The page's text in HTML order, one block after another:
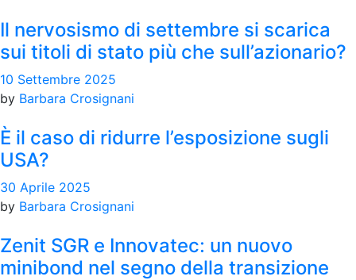
Il nervosismo di settembre si scarica
sui titoli di stato più che sull’azionario?
10 Settembre 2025
by Barbara Crosignani
È il caso di ridurre l’esposizione sugli
USA?
30 Aprile 2025
by Barbara Crosignani
Zenit SGR e Innovatec: un nuovo
minibond nel segno della transizione